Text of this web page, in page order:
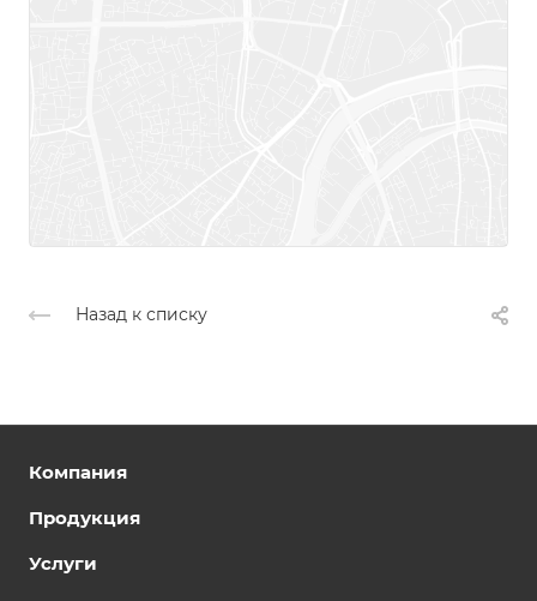
Назад к списку
Компания
Продукция
Услуги